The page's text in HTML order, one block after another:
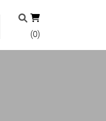
(0)